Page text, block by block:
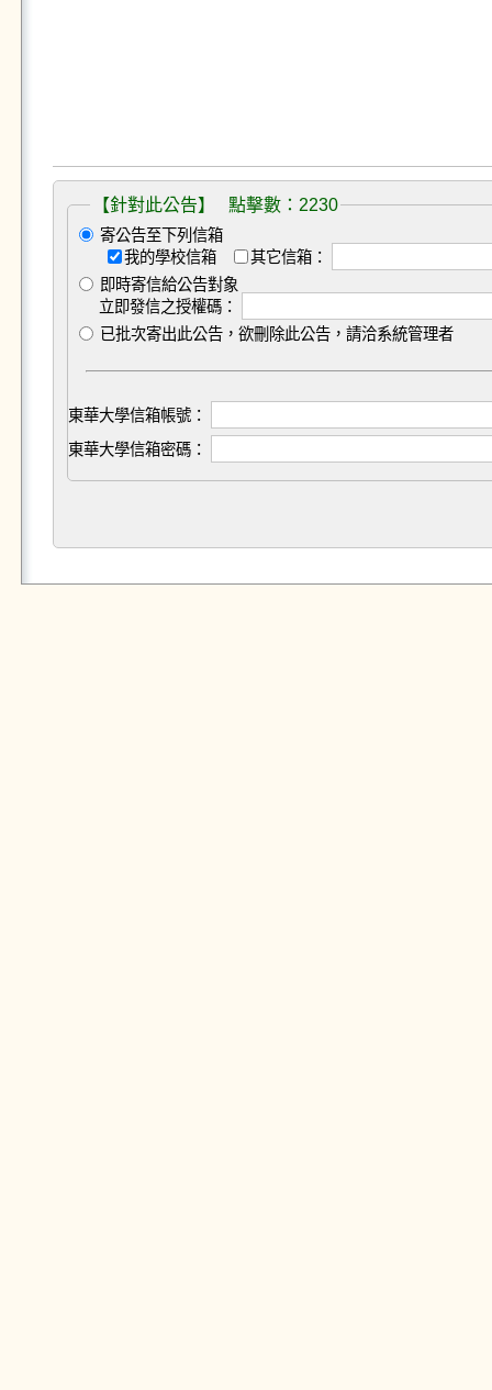
【針對此公告】 點擊數：2230
寄公告至下列信箱
我的學校信箱
其它信箱：
即時寄信給公告對象
立即發信之授權碼：
已批次寄出此公告，欲刪除此公告，請洽系統管理者
東華大學信箱帳號：
東華大學信箱密碼：